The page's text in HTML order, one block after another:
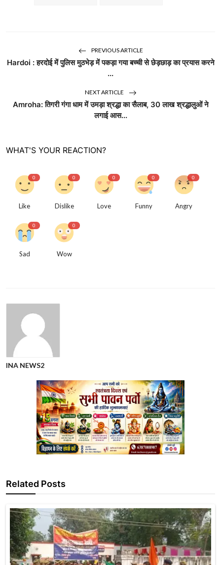
PREVIOUS ARTICLE
Hardoi : हरदोई में पुलिस मुठभेड़ में पकड़ा गया बच्ची से छेड़छाड़ का प्रयास करने
...
NEXT ARTICLE
Amroha: तिगरी गंगा धाम में उमड़ा श्रद्धा का सैलाब, 30 लाख श्रद्धालुओं ने
लगाई आस...
WHAT'S YOUR REACTION?
0
Like
0
Dislike
0
Love
0
Funny
0
Angry
0
Sad
0
Wow
INA NEWS2
Related Posts